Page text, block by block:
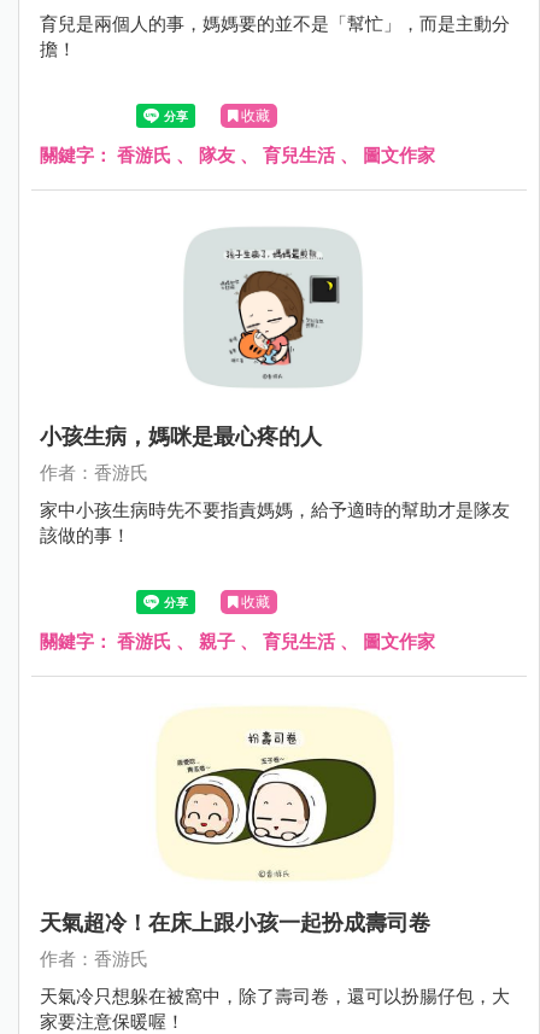
育兒是兩個人的事，媽媽要的並不是「幫忙」，而是主動分
擔！
收藏
關鍵字： 香游氏 、 隊友 、 育兒生活、 圖文作家
小孩生病，媽咪是最心疼的人
作者：香游氏
家中小孩生病時先不要指責媽媽，給予適時的幫助才是隊友
該做的事！
收藏
關鍵字： 香游氏 、 親子 、 育兒生活、 圖文作家
天氣超冷！在床上跟小孩一起扮成壽司卷
作者：香游氏
天氣冷只想躲在被窩中，除了壽司卷，還可以扮腸仔包，大
家要注意保暖喔！